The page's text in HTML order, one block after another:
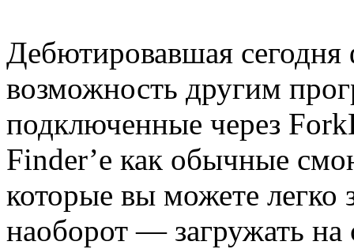
Дебютировавшая
возможность другим
подключенные через
Finder’e как обычные
которые вы можете легко
наоборот — загружать